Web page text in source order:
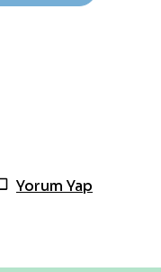
Yorum Yap